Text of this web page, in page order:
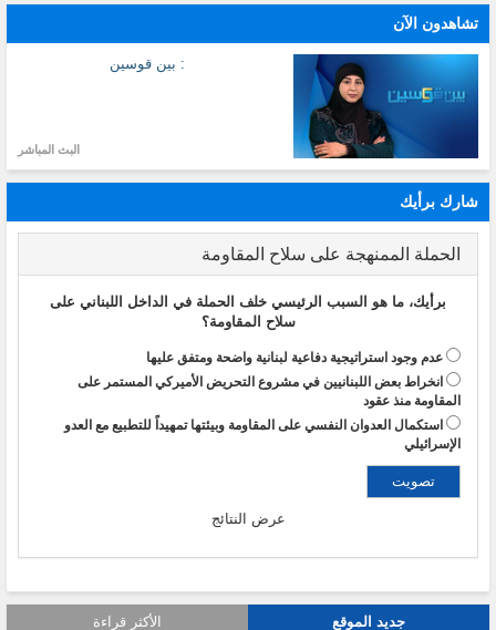
تشاهدون الآن
: بين قوسين
البث المباشر
شارك برأيك
الحملة الممنهجة على سلاح المقاومة
برأيك، ما هو السبب الرئيسي خلف الحملة في الداخل اللبناني على
سلاح المقاومة؟
عدم وجود استراتيجية دفاعية لبنانية واضحة ومتفق عليها
انخراط بعض اللبنانيين في مشروع التحريض الأميركي المستمر على
المقاومة منذ عقود
استكمال العدوان النفسي على المقاومة وبيئتها تمهيداً للتطبيع مع العدو
الإسرائيلي
عرض النتائج
جديد الموقع الأكثر قراءة